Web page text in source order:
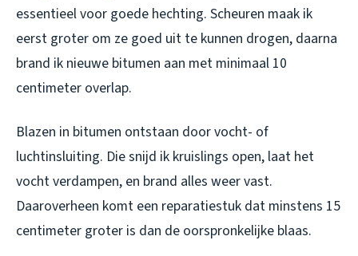
essentieel voor goede hechting. Scheuren maak ik
eerst groter om ze goed uit te kunnen drogen, daarna
brand ik nieuwe bitumen aan met minimaal 10
centimeter overlap.
Blazen in bitumen ontstaan door vocht- of
luchtinsluiting. Die snijd ik kruislings open, laat het
vocht verdampen, en brand alles weer vast.
Daaroverheen komt een reparatiestuk dat minstens 15
centimeter groter is dan de oorspronkelijke blaas.